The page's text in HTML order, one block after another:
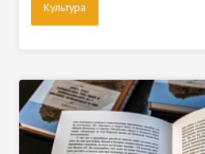
Культура